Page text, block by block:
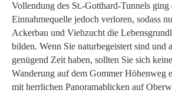
Vollendung des St.-Gotthard-Tunnels ging
Einnahmequelle jedoch verloren, sodass
Ackerbau und Viehzucht die
bilden. Wenn Sie naturbegeistert sind und
genügend Zeit haben, sollten Sie sich
Wanderung auf dem Gommer Höhenweg
mit herrlichen Panoramablicken auf